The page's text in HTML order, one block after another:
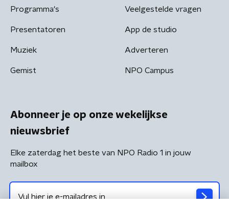
Programma's
Presentatoren
Muziek
Gemist
Veelgestelde vragen
App de studio
Adverteren
NPO Campus
Abonneer je op onze wekelijkse
nieuwsbrief
Elke zaterdag het beste van NPO Radio 1 in jouw
mailbox